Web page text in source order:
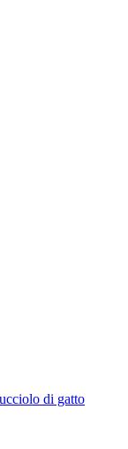
di gatto